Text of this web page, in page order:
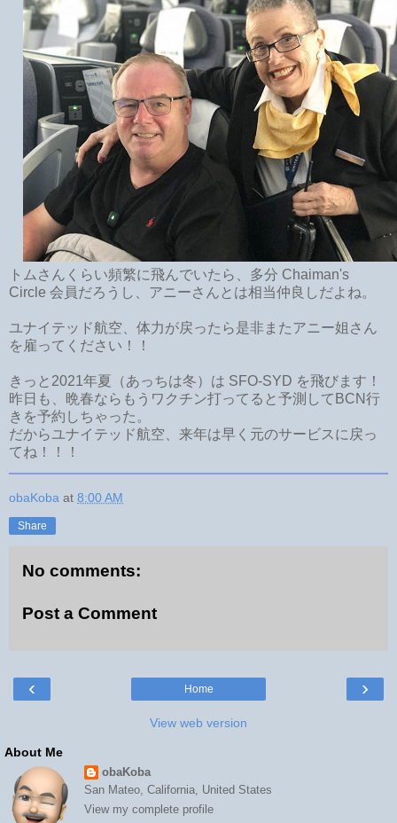
トムさんくらい頻繁に飛んでいたら、多分 Chaiman's
Circle 会員だろうし、アニーさんとは相当仲良しだよね。
ユナイテッド航空、体力が戻ったら是非またアニー姐さん
を雇ってください！！
きっと2021年夏（あっちは冬）は SFO-SYD を飛びます！
昨日も、晩春ならもうワクチン打ってると予測してBCN行
きを予約しちゃった。
だからユナイテッド航空、来年は早く元のサービスに戻っ
てね！！！
obaKoba at 8:00 AM
Share
No comments:
Post a Comment
‹ ›
Home
View web version
About Me
obaKoba
San Mateo, California, United States
View my complete profile